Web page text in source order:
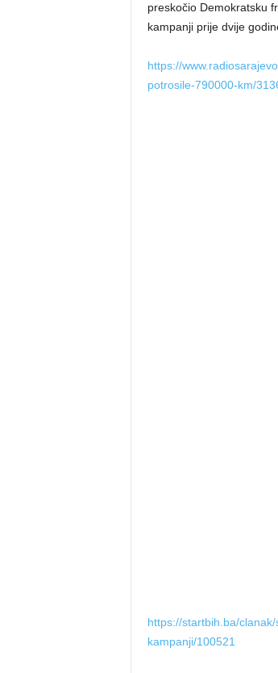
preskočio Demokratsku
kampanji prije dvije
https://
potrosile-790000-km/
https://startbih.ba/
kampanji/100521